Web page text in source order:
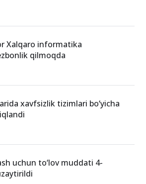
qilmoqda